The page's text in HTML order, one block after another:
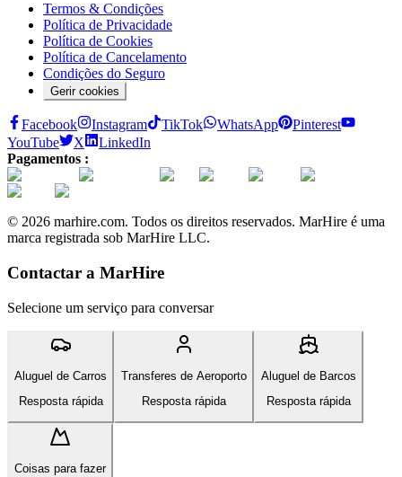
Termos & Condições
Política de Privacidade
Política de Cookies
Política de Cancelamento
Condições do Seguro
Gerir cookies
Facebook Instagram TikTok WhatsApp
Pinterest
YouTube
X
LinkedIn
Pagamentos :
© 2026 marhire.com. Todos os direitos reservados. MarHire é uma
marca registrada sob MarHire LLC.
Contactar a MarHire
Selecione um serviço para conversar
Aluguel de Carros
Resposta rápida
Transferes de Aeroporto
Resposta rápida
Aluguel de Barcos
Resposta rápida
Coisas para fazer